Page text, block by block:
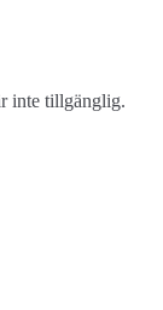
inte tillgänglig.